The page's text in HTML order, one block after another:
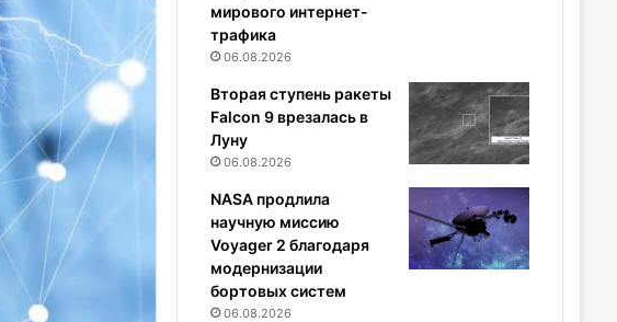
мирового интернет-
трафика
06.08.2026
Вторая ступень ракеты
Falcon 9 врезалась в
Луну
06.08.2026
NASA продлила
научную миссию
Voyager 2 благодаря
модернизации
бортовых систем
06.08.2026